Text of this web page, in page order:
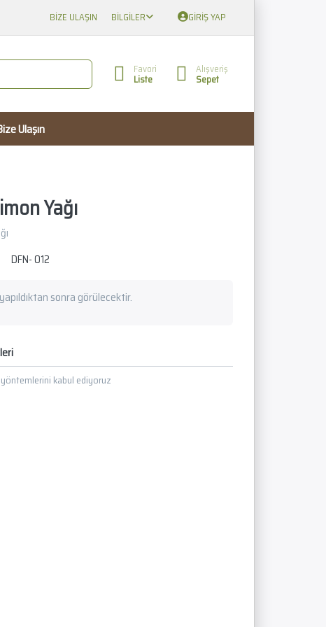
BIZE ULAŞIN BILGILER GIRIŞ YAP
Favori
Liste
Alışveriş
Sepet
Ulaşın
Yağı
DFN- 012
sonra görülecektir.
kabul ediyoruz